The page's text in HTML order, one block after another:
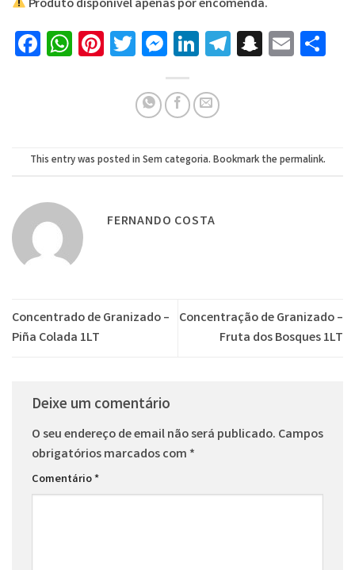
Produto disponível apenas por encomenda.
Facebook
WhatsApp
Pinterest
Twitter
Messenger
LinkedIn
TelegramEmail
This entry was posted in Sem categoria. Bookmark the permalink.
FERNANDO COSTA
Concentrado de Granizado –
Piña Colada 1LT
Concentração de Granizado –
Fruta dos Bosques 1LT
Deixe um comentário
O seu endereço de email não será publicado. Campos
obrigatórios marcados com *
Comentário*